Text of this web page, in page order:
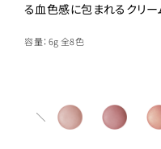
る血色感に包まれるクリー
容量：6g全8色